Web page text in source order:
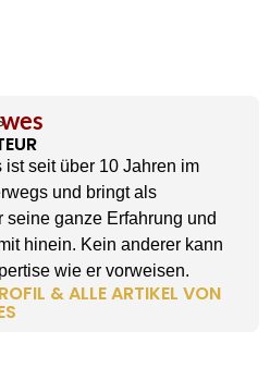
ist seit über 10 Jahren im
und bringt als
seine ganze Erfahrung und
hinein. Kein anderer kann
wie er vorweisen.
& ALLE ARTIKEL VON